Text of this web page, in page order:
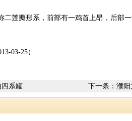
莲瓣形系，前部有一鸡首上昂，后部
03-25）
下一条： 濮阳
系罐